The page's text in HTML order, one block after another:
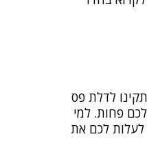
לדלת פס
פחות. למי
לעלות לכם את